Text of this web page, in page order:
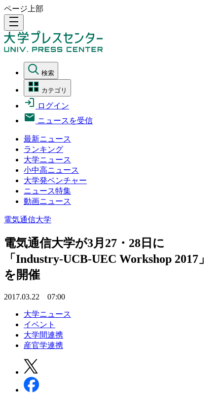
ページ上部
density_medium
検索
カテゴリ
ログイン
ニュースを受信
最新ニュース
ランキング
大学ニュース
小中高ニュース
大学発ベンチャー
ニュース特集
動画ニュース
電気通信大学
電気通信大学が3月27・28日に
「Industry-UCB-UEC Workshop 2017」
を開催
2017.03.22 07:00
大学ニュース
イベント
大学間連携
産官学連携